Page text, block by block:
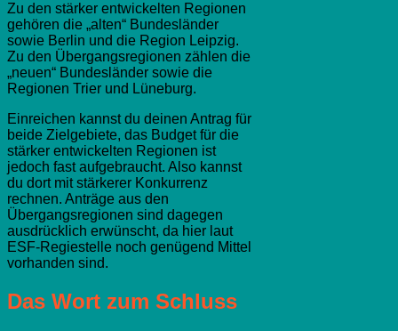
Zu den stärker entwickelten Regionen
gehören die „alten“ Bundesländer
sowie Berlin und die Region Leipzig.
Zu den Übergangsregionen zählen die
„neuen“ Bundesländer sowie die
Regionen Trier und Lüneburg.
Einreichen kannst du deinen Antrag für
beide Zielgebiete, das Budget für die
stärker entwickelten Regionen ist
jedoch fast aufgebraucht. Also kannst
du dort mit stärkerer Konkurrenz
rechnen. Anträge aus den
Übergangsregionen sind dagegen
ausdrücklich erwünscht, da hier laut
ESF-Regiestelle noch genügend Mittel
vorhanden sind.
Das Wort zum Schluss